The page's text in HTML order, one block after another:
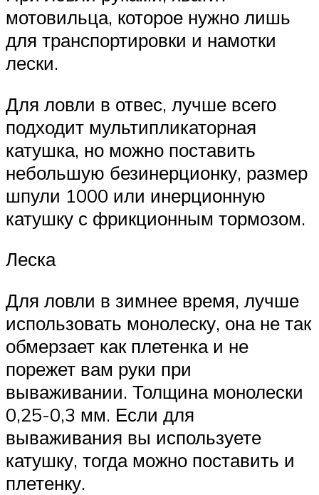
мотовильца, которое нужно лишь
для транспортировки и намотки
лески.
Для ловли в отвес, лучше всего
подходит мультипликаторная
катушка, но можно поставить
небольшую безинерционку, размер
шпули 1000 или инерционную
катушку с фрикционным тормозом.
Леска
Для ловли в зимнее время, лучше
использовать монолеску, она не так
обмерзает как плетенка и не
порежет вам руки при
вываживании. Толщина монолески
0,25-0,3 мм. Если для
вываживания вы используете
катушку, тогда можно поставить и
плетенку.